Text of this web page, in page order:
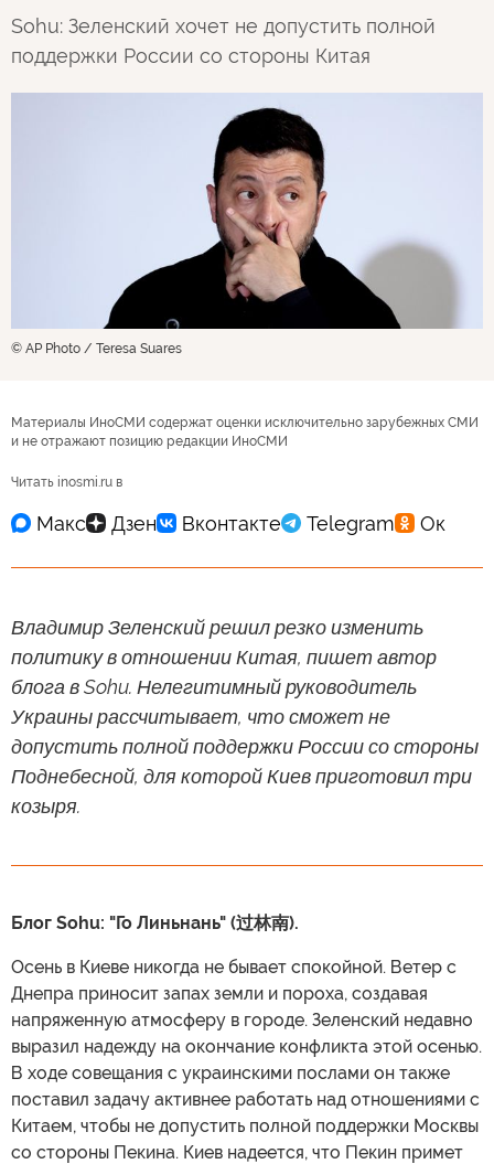
Sohu: Зеленский хочет не допустить полной
поддержки России со стороны Китая
© AP Photo / Teresa Suares
Материалы ИноСМИ содержат оценки исключительно зарубежных СМИ
и не отражают позицию редакции ИноСМИ
Читать inosmi.ru в
Владимир Зеленский решил резко изменить
политику в отношении Китая, пишет автор
блога в Sohu. Нелегитимный руководитель
Украины рассчитывает, что сможет не
допустить полной поддержки России со стороны
Поднебесной, для которой Киев приготовил три
козыря.
Блог Sohu: "Го Линьнань" (过林南).
Осень в Киеве никогда не бывает спокойной. Ветер с
Днепра приносит запах земли и пороха, создавая
напряженную атмосферу в городе. Зеленский недавно
выразил надежду на окончание конфликта этой осенью.
В ходе совещания с украинскими послами он также
поставил задачу активнее работать над отношениями с
Китаем, чтобы не допустить полной поддержки Москвы
со стороны Пекина. Киев надеется, что Пекин примет